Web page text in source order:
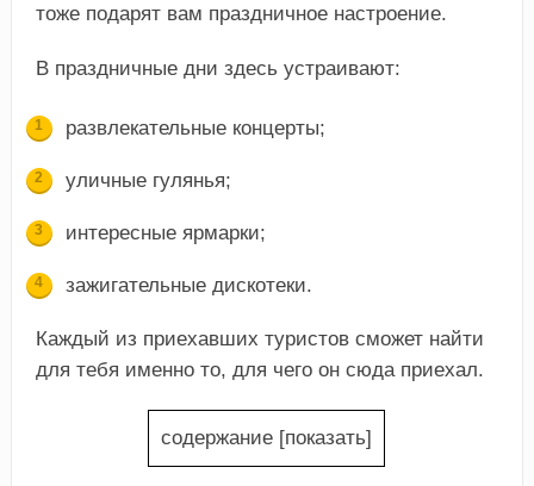
тоже подарят вам праздничное настроение.
В праздничные дни здесь устраивают:
развлекательные концерты;
уличные гулянья;
интересные ярмарки;
зажигательные дискотеки.
Каждый из приехавших туристов сможет найти
для тебя именно то, для чего он сюда приехал.
содержание [показать]